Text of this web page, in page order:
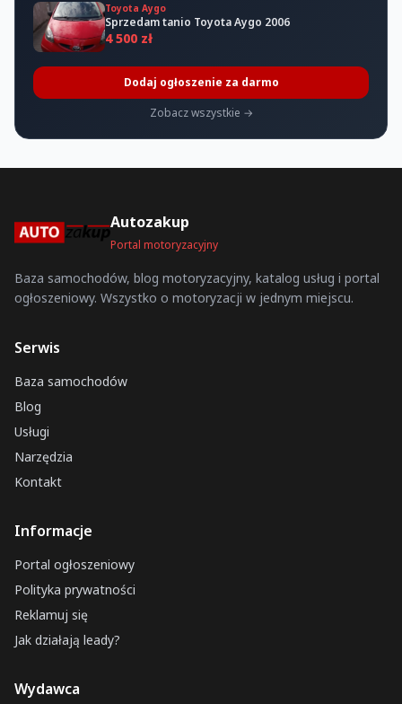
Toyota Aygo
Sprzedam tanio Toyota Aygo 2006
4 500 zł
Dodaj ogłoszenie za darmo
Zobacz wszystkie →
Autozakup
Portal motoryzacyjny
Baza samochodów, blog motoryzacyjny, katalog usług i portal
ogłoszeniowy. Wszystko o motoryzacji w jednym miejscu.
Serwis
Baza samochodów
Blog
Usługi
Narzędzia
Kontakt
Informacje
Portal ogłoszeniowy
Polityka prywatności
Reklamuj się
Jak działają leady?
Wydawca